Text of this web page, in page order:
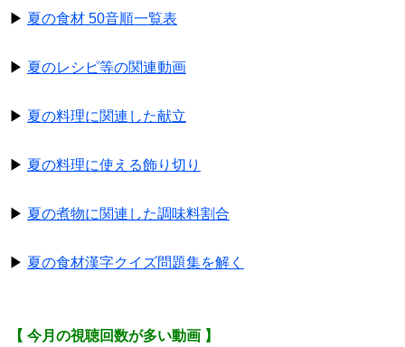
▶ 夏の食材 50音順一覧表
▶ 夏のレシピ等の関連動画
▶ 夏の料理に関連した献立
▶ 夏の料理に使える飾り切り
▶ 夏の煮物に関連した調味料割合
▶ 夏の食材漢字クイズ問題集を解く
【 今月の視聴回数が多い動画 】